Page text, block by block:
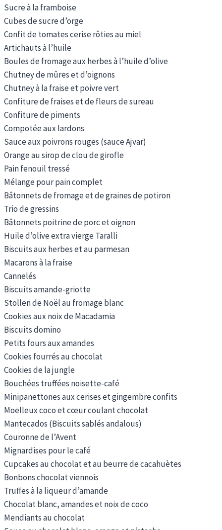
Sucre à la framboise
Cubes de sucre d’orge
Confit de tomates cerise rôties au miel
Artichauts à l’huile
Boules de fromage aux herbes à l’huile d’olive
Chutney de mûres et d’oignons
Chutney à la fraise et poivre vert
Confiture de fraises et de fleurs de sureau
Confiture de piments
Compotée aux lardons
Sauce aux poivrons rouges (sauce Ajvar)
Orange au sirop de clou de girofle
Pain fenouil tressé
Mélange pour pain complet
Bâtonnets de fromage et de graines de potiron
Trio de gressins
Bâtonnets poitrine de porc et oignon
Huile d’olive extra vierge Taralli
Biscuits aux herbes et au parmesan
Macarons à la fraise
Cannelés
Biscuits amande-griotte
Stollen de Noël au fromage blanc
Cookies aux noix de Macadamia
Biscuits domino
Petits fours aux amandes
Cookies fourrés au chocolat
Cookies de la jungle
Bouchées truffées noisette-café
Minipanettones aux cerises et gingembre confits
Moelleux coco et cœur coulant chocolat
Mantecados (Biscuits sablés andalous)
Couronne de l’Avent
Mignardises pour le café
Cupcakes au chocolat et au beurre de cacahuètes
Bonbons chocolat viennois
Truffes à la liqueur d’amande
Chocolat blanc, amandes et noix de coco
Mendiants au chocolat